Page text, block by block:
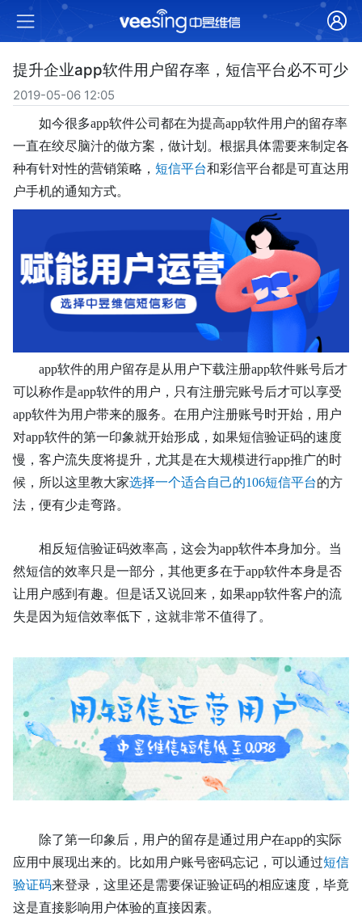
提升企业app软件用户留存率，短信平台必不可少
2019-05-06 12:05
如今很多app软件公司都在为提高app软件用户的留存率
一直在绞尽脑汁的做方案，做计划。根据具体需要来制定各
种有针对性的营销策略 ， 短信平台和彩信平台都是可直达用
户手机的通知方式。
app软件的用户留存是从用户下载注册app软件账号后才
可以称作是app软件的用户，只有注册完账号后才可以享受
app软件为用户带来的服务。在用户注册账号时开始，用户
对app软件的第一印象就开始形成，如果短信验证码的速度
慢 ， 客户流失度将提升，尤其是在大规模进行app推广的时
候，所以这里教大家选择一个适合自己的106短信平台的方
法，便有少走弯路。
相反短信验证码效率高，这会为app软件本身加分。当
然短信的效率只是一部分，其他更多在于app软件本身是否
让用户感到有趣。但是话又说回来，如果app软件客户的流
失是因为短信效率低下，这就非常不值得了。
除了第一印象后，用户的留存是通过用户在app的实际
应用中展现出来的。比如用户账号密码忘记，可以通过短信
验证码来登录， 这里还是需要保证验证码的相应速度，毕竟
这是直接影响用户体验的直接因素。